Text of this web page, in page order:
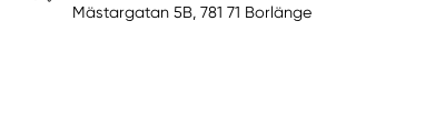
Mästargatan 5B, 781 71 Borlänge